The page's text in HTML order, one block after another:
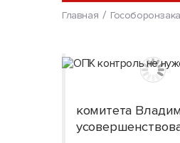
Главная
комитета